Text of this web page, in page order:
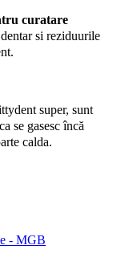
curatare
si reziduurile
super, sunt
se gasesc încă
calda.